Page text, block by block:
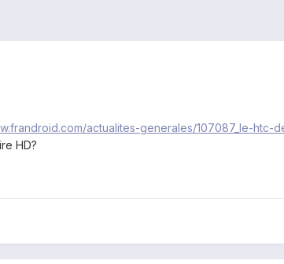
actualites-generales/107087_le-
HD?